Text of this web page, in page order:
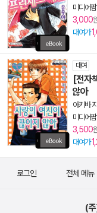
미디어팜|
3,000
대여가
대여
[전자
않아
아키바
미디어팜|
3,500
대여가
로그인 전체 메뉴
(